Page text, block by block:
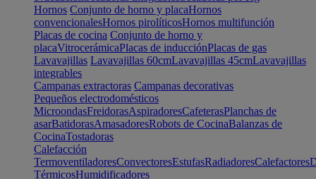
Hornos Conjunto de horno y placaHornos
convencionalesHornos pirolíticosHornos multifunción
Placas de cocina Conjunto de horno y
placaVitrocerámicaPlacas de inducciónPlacas de gas
Lavavajillas Lavavajillas 60cmLavavajillas 45cmLavavajillas
integrables
Campanas extractoras Campanas decorativas
Pequeños electrodomésticos
MicroondasFreidorasAspiradoresCafeterasPlanchas de
asarBatidorasAmasadoresRobots de CocinaBalanzas de
CocinaTostadoras
Calefacción
TermoventiladoresConvectoresEstufasRadiadoresCalefactores
TérmicosHumidificadores